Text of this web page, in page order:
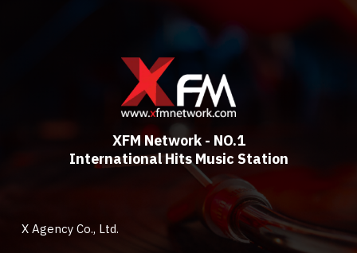
XFM Network - NO.1
International Hits Music Station
X Agency Co., Ltd.